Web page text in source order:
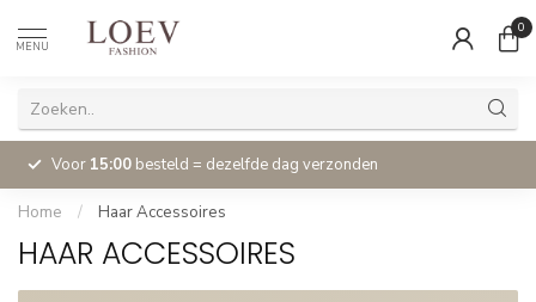
MENU
0
Voor 15:00 besteld = dezelfde dag verzonden
Home / Haar Accessoires
HAAR ACCESSOIRES